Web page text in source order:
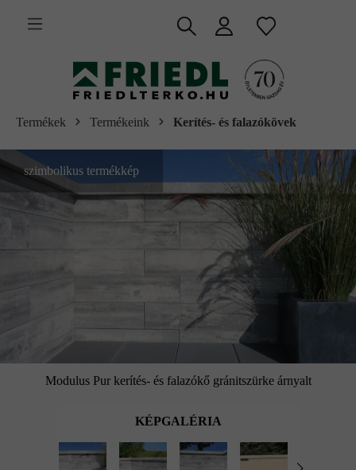
tartalomra
Termékek Termékeink Kerítés- és falazókövek
Modulus Pur kerítés- és falazókő gránitszürke árnyalt
szimbolikus termékkép
KÉPGALÉRIA